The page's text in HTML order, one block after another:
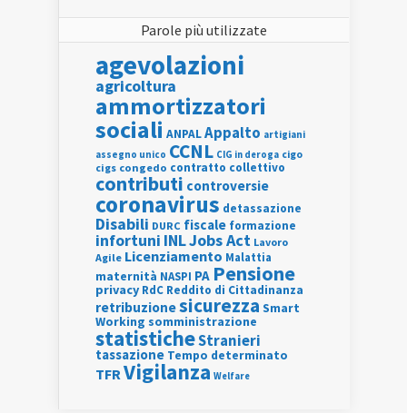
Parole più utilizzate
agevolazioni
agricoltura
ammortizzatori
sociali ANPALAppalto artigiani
assegno unico CCNL CIG in deroga cigo
cigs congedo contratto collettivo
contributi controversie
coronavirus detassazione
Disabili DURC fiscale formazione
infortuni INLJobs Act Lavoro
Agile Licenziamento Malattia
maternità NASPI PA Pensione
privacy RdC Reddito di Cittadinanza
retribuzionesicurezza Smart
Working somministrazione
statisticheStranieri
tassazione Tempo determinato
TFRVigilanza Welfare